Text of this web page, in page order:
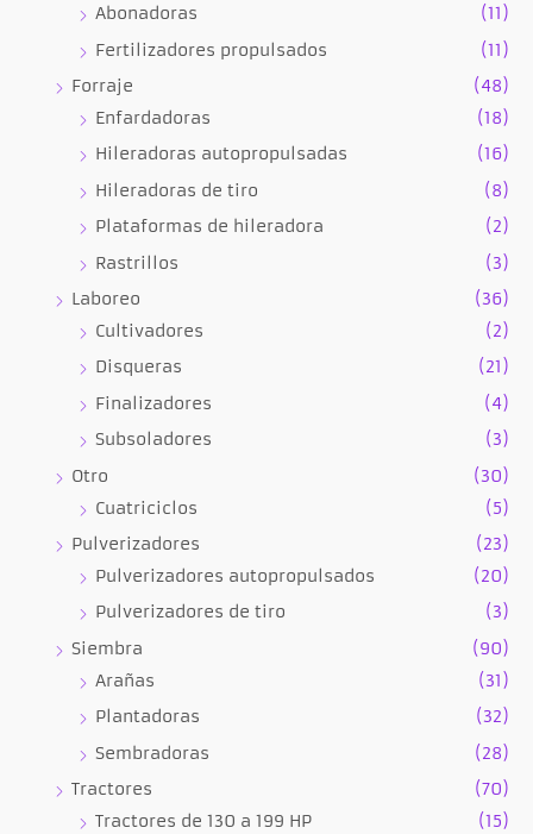
Abonadoras
(11)
Fertilizadores propulsados
(11)
Forraje
(48)
Enfardadoras
(18)
Hileradoras autopropulsadas
(16)
Hileradoras de tiro
(8)
Plataformas de hileradora
(2)
Rastrillos
(3)
Laboreo
(36)
Cultivadores
(2)
Disqueras
(21)
Finalizadores
(4)
Subsoladores
(3)
Otro
(30)
Cuatriciclos
(5)
Pulverizadores
(23)
Pulverizadores autopropulsados
(20)
Pulverizadores de tiro
(3)
Siembra
(90)
Arañas
(31)
Plantadoras
(32)
Sembradoras
(28)
Tractores
(70)
Tractores de 130 a 199 HP
(15)